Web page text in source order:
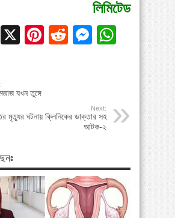
লিমিটেড
LinkedIn
X Pinterest
Reddit
যখন তুঙ্গে
Next:
মৃত্যুর ঘটনায় ক্লিনিকের ডাক্তার সহ
আটক-২